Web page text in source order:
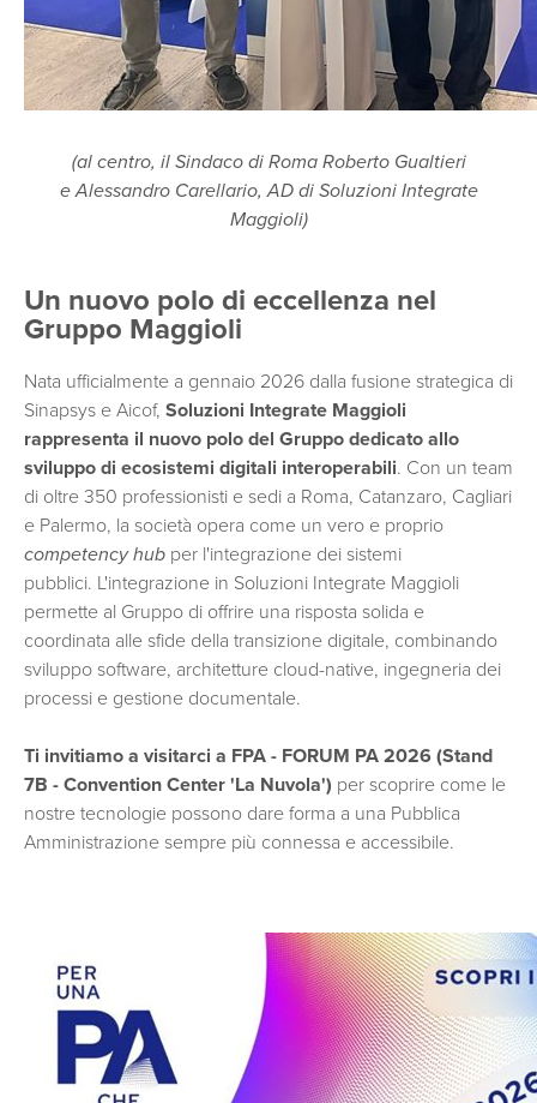
(al centro, il Sindaco di Roma Roberto Gualtieri
e Alessandro Carellario, AD di Soluzioni Integrate
Maggioli)
Un nuovo polo di eccellenza nel
Gruppo Maggioli
Nata ufficialmente a gennaio 2026 dalla fusione strategica di
Sinapsys e Aicof, Soluzioni Integrate Maggioli
rappresenta il nuovo polo del Gruppo dedicato allo
sviluppo di ecosistemi digitali interoperabili. Con un team
di oltre 350 professionisti e sedi a Roma, Catanzaro, Cagliari
e Palermo, la società opera come un vero e proprio
competency hub per l'integrazione dei sistemi
pubblici. L'integrazione in Soluzioni Integrate Maggioli
permette al Gruppo di offrire una risposta solida e
coordinata alle sfide della transizione digitale, combinando
sviluppo software, architetture cloud-native, ingegneria dei
processi e gestione documentale.
Ti invitiamo a visitarci a FPA - FORUM PA 2026 (Stand
7B - Convention Center 'La Nuvola') per scoprire come le
nostre tecnologie possono dare forma a una Pubblica
Amministrazione sempre più connessa e accessibile.